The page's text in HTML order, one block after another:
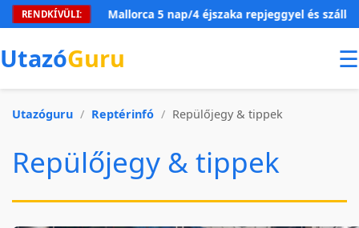
RENDKÍVÜLI:Mallorca 5 nap/4 éjszaka repjeggyel és szállással
UtazóGuru ☰
Utazóguru / Reptérinfó / Repülőjegy & tippek
Repülőjegy & tippek